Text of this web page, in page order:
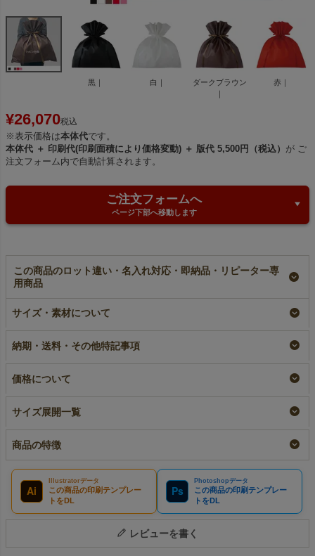
黒｜ 白｜
ダークブラウン
赤｜
¥26,070税込
※表示価格は本体代です。
本体代 ＋ 印刷代(印刷面積により価格変動) ＋ 版代 5,500円（税込） が ご
注文フォーム内で自動計算されます。
ご注文フォームへ
ページ下部へ移動します
この商品のロット違い・名入れ対応・即納品・リピーター専
用商品
専用】ギフトバッグ
ング袋｜100枚入
リピーター専用名入れ
¥26,070税込
即納品
ッグ（LL）｜不織布ラ
サイズ・素材について
納期・送料・その他特記事項
価格について
サイズ展開一覧
商品の特徴
Ai
Illustratorデータ
この商品の印刷テンプレー
トをDL
Ps
Photoshopデータ
この商品の印刷テンプレー
トをDL
レビューを書く